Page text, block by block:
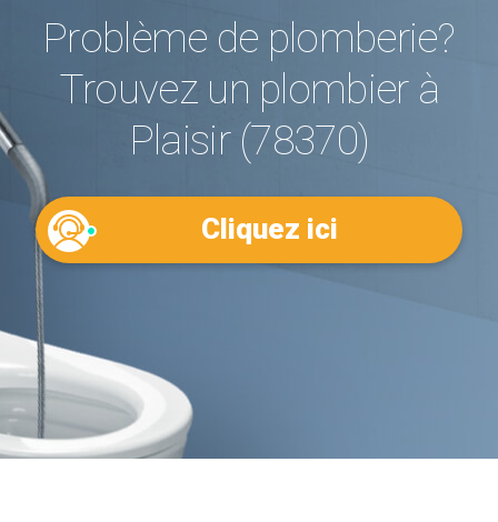
Problème de plomberie?
Trouvez un plombier à
Plaisir (78370)
Cliquez ici